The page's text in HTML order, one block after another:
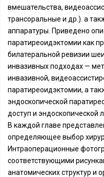
вмешательства,
трансоральные и др.). а
аппаратуры. Приведено
паратиреоидэктомии как
билатеральной ревизии
инвазивных подходах —
инвазивной,
паратиреоидэктомии, а
эндоскопической
доступ и эндоскопической
В каждой главе
определяющее выбор
Интраоперационные
соответствующими
анатомических структур и